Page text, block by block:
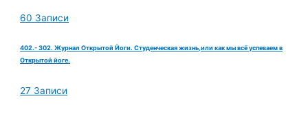
60 Записи
402.- 302. Журнал Открытой Йоги. Студенческая жизнь,или как мы всё успеваем в
Открытой йоге.
27 Записи